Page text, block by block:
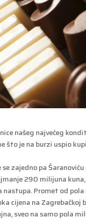
našeg najvećeg
što je na burzi uspio
zajedno pa
290 milijuna
Promet od
cijena na Zagrebačkoj
sveo na samo pola